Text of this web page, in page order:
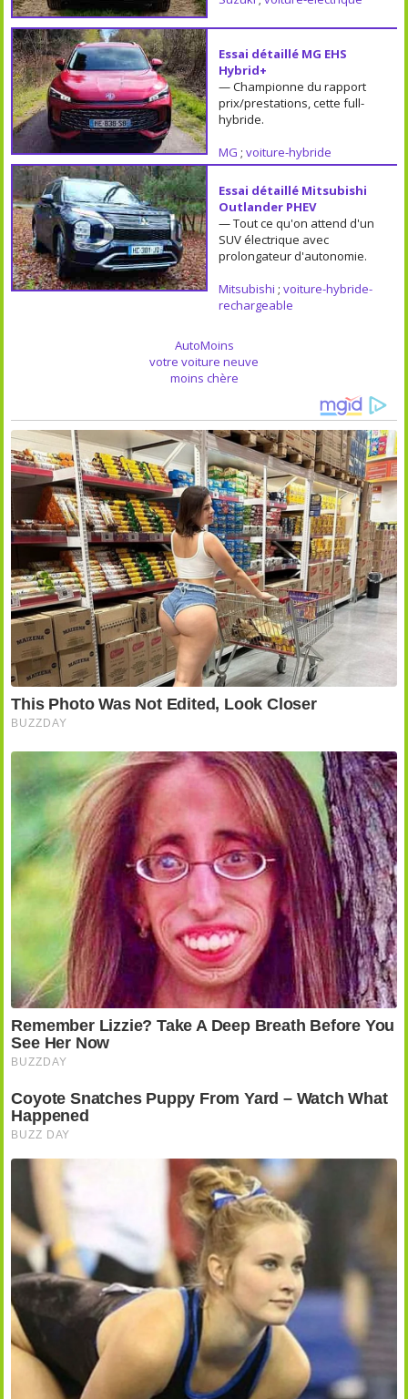
Essai détaillé MG EHS
Hybrid+
— Championne du rapport
prix/prestations, cette full-
hybride.
MG ; voiture-hybride
Essai détaillé Mitsubishi
Outlander PHEV
— Tout ce qu'on attend d'un
SUV électrique avec
prolongateur d'autonomie.
Mitsubishi ; voiture-hybride-
rechargeable
AutoMoins
votre voiture neuve
moins chère